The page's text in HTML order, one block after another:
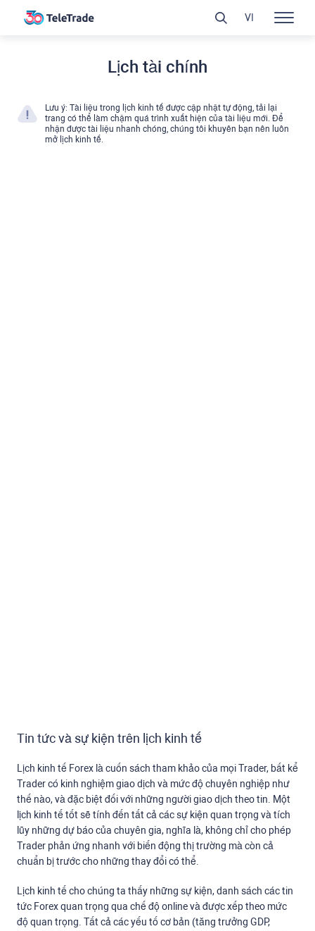
Lịch tài chính
Lưu ý: Tài liệu trong lịch kinh tế được cập nhật tự động, tải lại
trang có thể làm chậm quá trình xuất hiện của tài liệu mới. Để
nhận được tài liệu nhanh chóng, chúng tôi khuyên bạn nên luôn
mở lịch kinh tế.
Tin tức và sự kiện trên lịch kinh tế
Lịch kinh tế Forex là cuốn sách tham khảo của mọi Trader, bất kể
Trader có kinh nghiệm giao dịch và mức độ chuyên nghiệp như
thế nào, và đặc biệt đối với những người giao dịch theo tin. Một
lịch kinh tế tốt sẽ tính đến tất cả các sự kiện quan trọng và tích
lũy những dự báo của chuyên gia, nghĩa là, không chỉ cho phép
Trader phản ứng nhanh với biến động thị trường mà còn cả
chuẩn bị trước cho những thay đổi có thể.
Lịch kinh tế cho chúng ta thấy những sự kiện, danh sách các tin
tức Forex quan trọng qua chế độ online và được xếp theo mức
độ quan trọng. Tất cả các yếu tố cơ bản (tăng trưởng GDP,
VI